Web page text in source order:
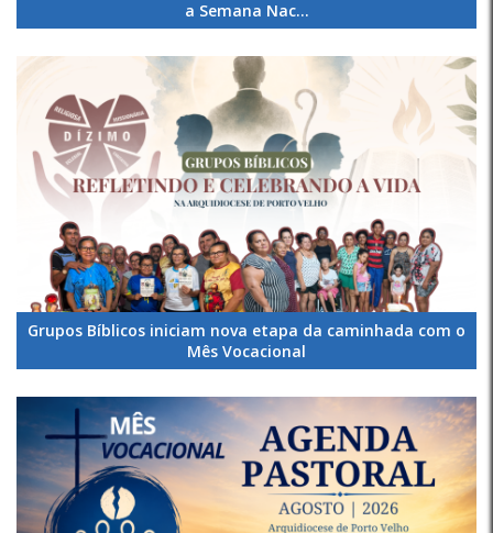
a Semana Nac...
Grupos Bíblicos iniciam nova etapa da caminhada com o
Mês Vocacional